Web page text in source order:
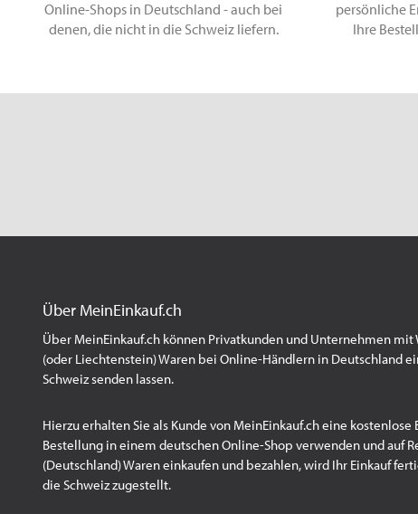
Online-Shops in Deutschland - auch bei
denen, die nicht in die Schweiz liefern.
persönliche
Ihre
Über MeinEinkauf.ch
Über MeinEinkauf.ch können Privatkunden und Unternehmen mit
(oder Liechtenstein) Waren bei Online-Händlern in Deutschland
Schweiz senden lassen.
Hierzu erhalten Sie als Kunde von MeinEinkauf.ch eine
Bestellung in einem deutschen Online-Shop verwenden und auf
(Deutschland) Waren einkaufen und bezahlen, wird Ihr Einkauf
die Schweiz zugestellt.